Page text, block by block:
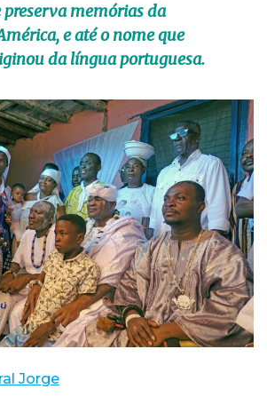
memórias da
e até o nome que
da língua portuguesa.
Jorge